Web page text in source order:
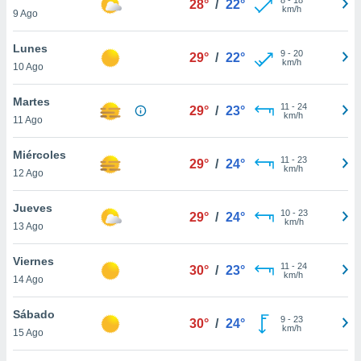
más
nuestra
y
de
disponible
cookies
aceptar
9 Ago
28° / 22°
km/h
Lunes
10 Ago
29° / 22° 9- 20
km/h
Martes
11 Ago
29° / 23° 11 - 24
km/h
Miércoles
12 Ago
29° / 24° 11 - 23
km/h
Jueves
13 Ago
29° / 24° 10- 23
km/h
Viernes
14 Ago
30° / 23° 11 - 24
km/h
Sábado
15 Ago
30° / 24° 9- 23
km/h